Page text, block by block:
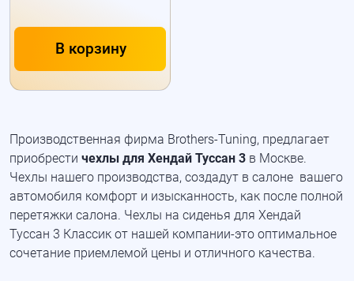
В корзину
Производственная фирма Brothers-Tuning, предлагает
приобрести чехлы для Хендай Туссан 3 в Москве.
Чехлы нашего производства, создадут в салоне вашего
автомобиля комфорт и изысканность, как после полной
перетяжки салона. Чехлы на сиденья для Хендай
Туссан 3 Классик от нашей компании-это оптимальное
сочетание приемлемой цены и отличного качества.